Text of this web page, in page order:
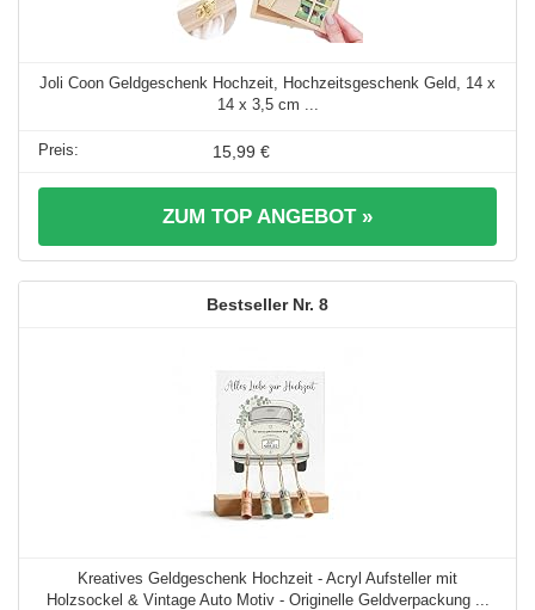
Joli Coon Geldgeschenk Hochzeit, Hochzeitsgeschenk Geld, 14 x
14 x 3,5 cm ...
15,99 €
ZUM TOP ANGEBOT »
8
Kreatives Geldgeschenk Hochzeit - Acryl Aufsteller mit
Holzsockel & Vintage Auto Motiv - Originelle Geldverpackung ...